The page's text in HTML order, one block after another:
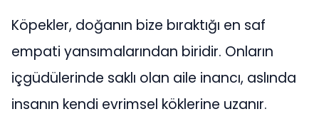
Köpekler, doğanın bize bıraktığı en saf
empati yansımalarından biridir. Onların
içgüdülerinde saklı olan aile inancı, aslında
insanın kendi evrimsel köklerine uzanır.